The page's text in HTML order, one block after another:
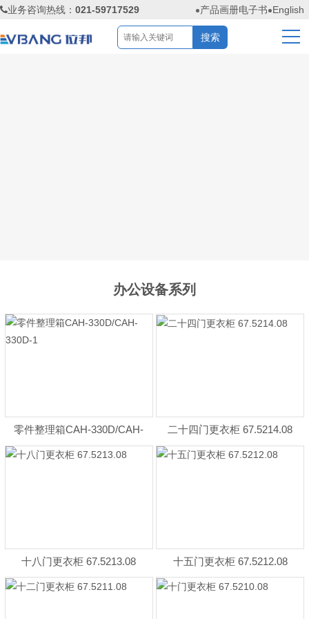
业务咨询热线： 021-59717529 产品画册电子书 English
办公设备系列
零件整理箱CAH-330D/CAH-
330D-1
二十四门更衣柜 67.5214.08
十八门更衣柜 67.5213.08 十五门更衣柜 67.5212.08